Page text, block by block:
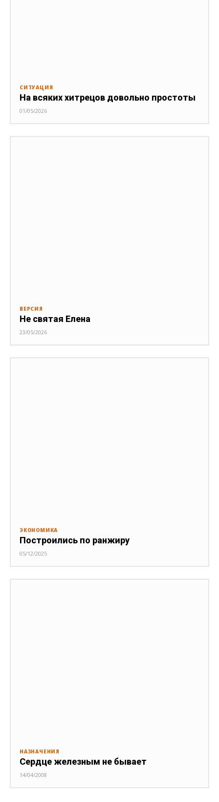
СИТУАЦИЯ
На всяких хитрецов довольно простоты
01/05/2026
ВЕРСИЯ
Не святая Елена
23/05/2026
ЭКОНОМИКА
Построились по ранжиру
05/12/2025
НАЗНАЧЕНИЯ
Сердце железным не бывает
14/04/2008